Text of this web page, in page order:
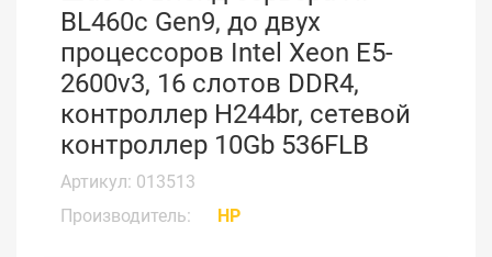
BL460c Gen9, до двух
процессоров Intel Xeon E5-
2600v3, 16 слотов DDR4,
контроллер H244br, сетевой
контроллер 10Gb 536FLB
Артикул: 013513
Производитель:
HP